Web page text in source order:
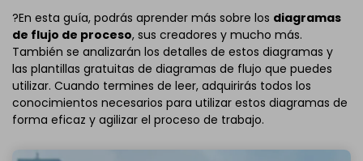
?En esta guía, podrás aprender más sobre los diagramas
de flujo de proceso, sus creadores y mucho más.
También se analizarán los detalles de estos diagramas y
las plantillas gratuitas de diagramas de flujo que puedes
utilizar. Cuando termines de leer, adquirirás todos los
conocimientos necesarios para utilizar estos diagramas de
forma eficaz y agilizar el proceso de trabajo.